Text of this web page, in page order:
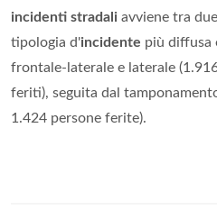
incidenti stradali avviene tra
tipologia d'incidente più diffusa
frontale-laterale e laterale
feriti), seguita dal
1.424 persone ferite).